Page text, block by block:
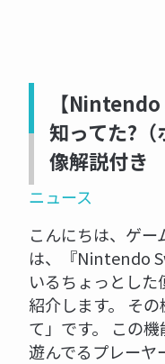
【
知ってた?
像解説付き
ニュース
こんにちは、ゲー
は、『Nintendo
いるちょっとし
紹介します。 そ
て」です。 この
遊んでるプレーヤ